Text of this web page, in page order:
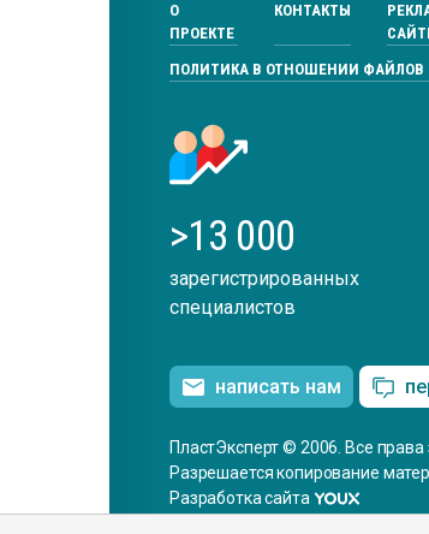
О
ПРОЕКТЕ
КОНТАКТЫ
ПОЛИТИКА В ОТНОШЕНИИ ФАЙЛОВ
>13 000
зарегистрированных
специалистов
написать нам
ПластЭксперт © 2006. Все
Разрешается копирование
Разработка сайта